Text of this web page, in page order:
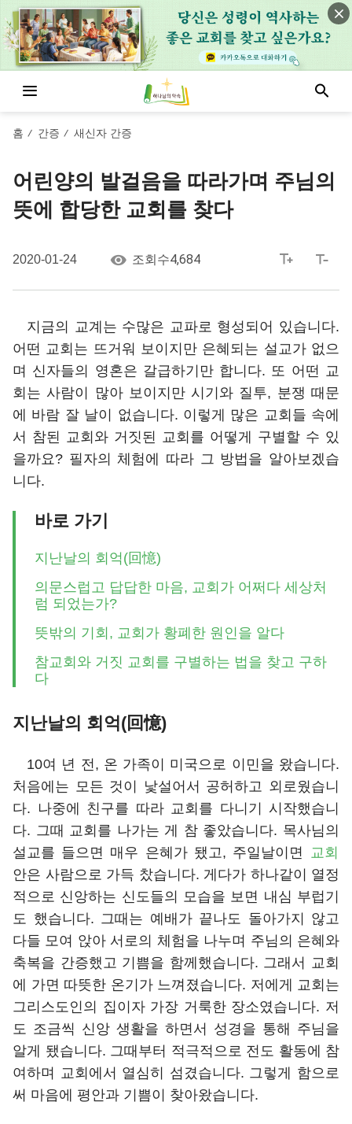
홈 / 간증 / 새신자 간증
어린양의 발걸음을 따라가며 주님의
뜻에 합당한 교회를 찾다
2020-01-24 조회수4,684
지금의 교계는 수많은 교파로 형성되어 있습니다.
어떤 교회는 뜨거워 보이지만 은혜되는 설교가 없으
며 신자들의 영혼은 갈급하기만 합니다. 또 어떤 교
회는 사람이 많아 보이지만 시기와 질투, 분쟁 때문
에 바람 잘 날이 없습니다. 이렇게 많은 교회들 속에
서 참된 교회와 거짓된 교회를 어떻게 구별할 수 있
을까요? 필자의 체험에 따라 그 방법을 알아보겠습
니다.
바로 가기
지난날의 회억(回憶)
의문스럽고 답답한 마음, 교회가 어쩌다 세상처
럼 되었는가?
뜻밖의 기회, 교회가 황폐한 원인을 알다
참교회와 거짓 교회를 구별하는 법을 찾고 구하
다
지난날의 회억(回憶)
10여 년 전, 온 가족이 미국으로 이민을 왔습니다.
처음에는 모든 것이 낯설어서 공허하고 외로웠습니
다. 나중에 친구를 따라 교회를 다니기 시작했습니
다. 그때 교회를 나가는 게 참 좋았습니다. 목사님의
설교를 들으면 매우 은혜가 됐고, 주일날이면
교회
안은 사람으로 가득 찼습니다. 게다가 하나같이 열정
적으로 신앙하는 신도들의 모습을 보면 내심 부럽기
도 했습니다. 그때는 예배가 끝나도 돌아가지 않고
다들 모여 앉아 서로의 체험을 나누며 주님의 은혜와
축복을 간증했고 기쁨을 함께했습니다. 그래서 교회
에 가면 따뜻한 온기가 느껴졌습니다. 저에게 교회는
그리스도인의 집이자 가장 거룩한 장소였습니다. 저
도 조금씩 신앙 생활을 하면서 성경을 통해 주님을
알게 됐습니다. 그때부터 적극적으로 전도 활동에 참
여하며 교회에서 열심히 섬겼습니다. 그렇게 함으로
써 마음에 평안과 기쁨이 찾아왔습니다.